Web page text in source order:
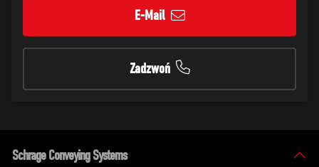
E-Mail
Zadzwoń
Schrage Conveying Systems